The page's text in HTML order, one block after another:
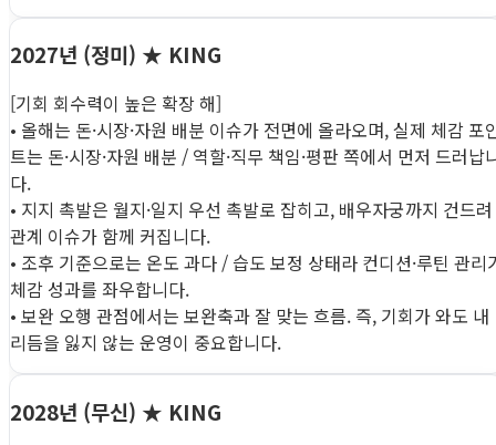
2027년 (정미) ★ KING
[기회 회수력이 높은 확장 해]
• 올해는 돈·시장·자원 배분 이슈가 전면에 올라오며, 실제 체감 포
트는 돈·시장·자원 배분 / 역할·직무 책임·평판 쪽에서 먼저 드러납
다.
• 지지 촉발은 월지·일지 우선 촉발로 잡히고, 배우자궁까지 건드려
관계 이슈가 함께 커집니다.
• 조후 기준으로는 온도 과다 / 습도 보정 상태라 컨디션·루틴 관리
체감 성과를 좌우합니다.
• 보완 오행 관점에서는 보완축과 잘 맞는 흐름. 즉, 기회가 와도 내
리듬을 잃지 않는 운영이 중요합니다.
2028년 (무신) ★ KING